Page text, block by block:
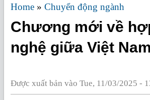
Home » Chuyển động ngành
Chương mới về
nghệ giữa Việt
Được xuất bản vào Tue, 11/03/2025 -